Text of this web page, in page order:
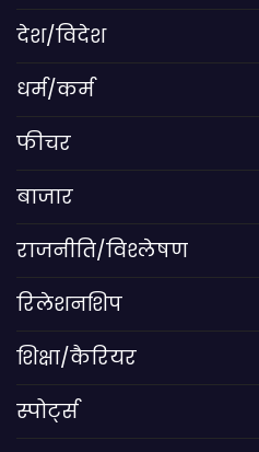
देश/विदेश
धर्म/कर्म
फीचर
बाजार
राजनीति/विश्लेषण
रिलेशनशिप
शिक्षा/कैरियर
स्पोर्ट्स